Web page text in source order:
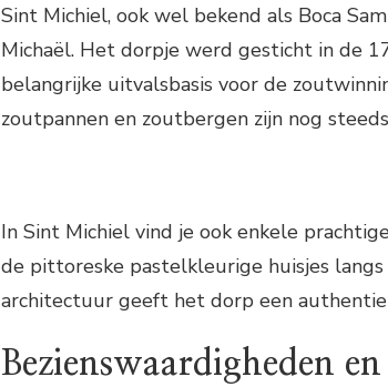
Sint Michiel, ook wel bekend als Boca
Michaël. Het dorpje werd gesticht in de
belangrijke uitvalsbasis voor de
zoutpannen en zoutbergen zijn nog
In Sint Michiel vind je ook enkele
de pittoreske pastelkleurige huisjes
architectuur geeft het dorp een
Bezienswaardigheden